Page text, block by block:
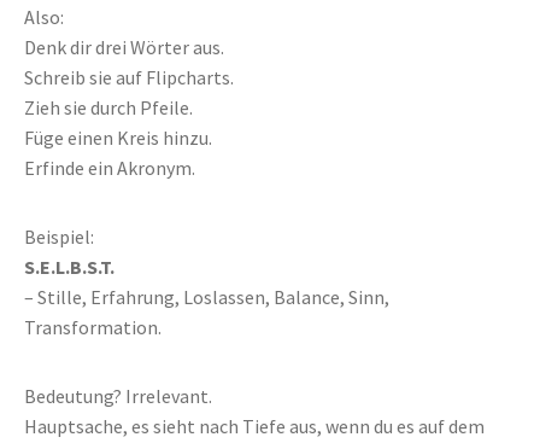
Also:
Denk dir drei Wörter aus.
Schreib sie auf Flipcharts.
Zieh sie durch Pfeile.
Füge einen Kreis hinzu.
Erfinde ein Akronym.
Beispiel:
S.E.L.B.S.T.
– Stille, Erfahrung, Loslassen, Balance, Sinn,
Transformation.
Bedeutung? Irrelevant.
Hauptsache, es sieht nach Tiefe aus, wenn du es auf dem